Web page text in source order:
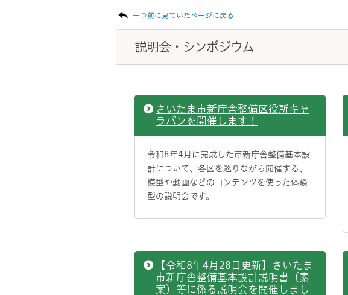
一つ前に見ていたページに戻る
説明会・シンポジウム
さいたま市新庁舎整備区役所キャ
ラバンを開催します！
令和8年4月に完成した市新庁舎整備基本設
計について、各区を巡りながら開催する、
模型や動画などのコンテンツを使った体験
型の説明会です。
【令和8年4月28日更新】さいたま
市新庁舎整備基本設計説明書（素
案）等に係る説明会を開催しまし